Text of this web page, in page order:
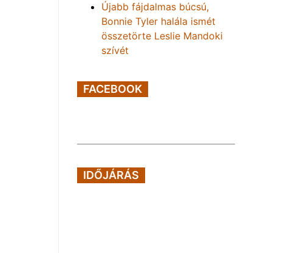
Újabb fájdalmas búcsú,
Bonnie Tyler halála ismét
összetörte Leslie Mandoki
szívét
FACEBOOK
IDŐJÁRÁS